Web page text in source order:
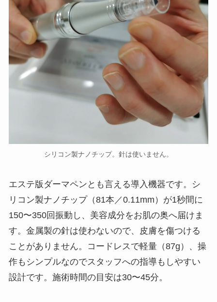
シリコン製ナノチップ。針は使いません。
エステ版ダーマペンとも言える導入機器です。シ
リコン製ナノチップ（81本／0.11mm）が1秒間に
150〜350回振動し、美容成分をお肌の奥へ届けま
す。金属製の針は使わないので、皮膚を傷つける
ことがありません。コードレスで軽量（87g）、操
作もシンプルなのでスタッフへの指導もしやすい
設計です。施術時間の目安は30〜45分。